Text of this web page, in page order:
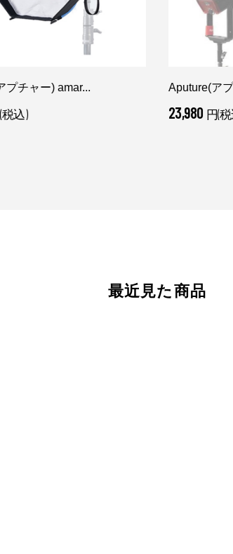
プチャー) amar...
税込)
Aputure(ア
23,980 円(
最近見た商品